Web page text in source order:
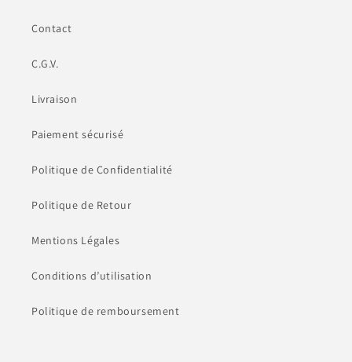
Contact
C.G.V.
Livraison
Paiement sécurisé
Politique de Confidentialité
Politique de Retour
Mentions Légales
Conditions d’utilisation
Politique de remboursement